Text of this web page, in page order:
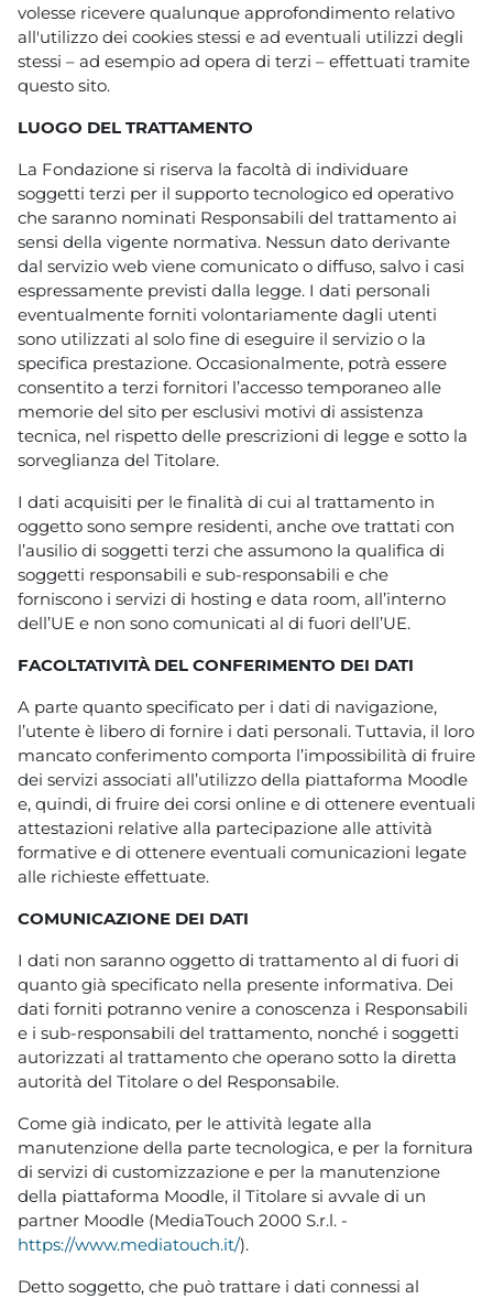
volesse ricevere qualunque approfondimento relativo
all'utilizzo dei cookies stessi e ad eventuali utilizzi degli
stessi – ad esempio ad opera di terzi – effettuati tramite
questo sito.
LUOGO DEL TRATTAMENTO
La Fondazione si riserva la facoltà di individuare
soggetti terzi per il supporto tecnologico ed operativo
che saranno nominati Responsabili del trattamento ai
sensi della vigente normativa. Nessun dato derivante
dal servizio web viene comunicato o diffuso, salvo i casi
espressamente previsti dalla legge. I dati personali
eventualmente forniti volontariamente dagli utenti
sono utilizzati al solo fine di eseguire il servizio o la
specifica prestazione. Occasionalmente, potrà essere
consentito a terzi fornitori l’accesso temporaneo alle
memorie del sito per esclusivi motivi di assistenza
tecnica, nel rispetto delle prescrizioni di legge e sotto la
sorveglianza del Titolare.
I dati acquisiti per le finalità di cui al trattamento in
oggetto sono sempre residenti, anche ove trattati con
l’ausilio di soggetti terzi che assumono la qualifica di
soggetti responsabili e sub-responsabili e che
forniscono i servizi di hosting e data room, all’interno
dell’UE e non sono comunicati al di fuori dell’UE.
FACOLTATIVITÀ DEL CONFERIMENTO DEI DATI
A parte quanto specificato per i dati di navigazione,
l’utente è libero di fornire i dati personali. Tuttavia, il loro
mancato conferimento comporta l’impossibilità di fruire
dei servizi associati all’utilizzo della piattaforma Moodle
e, quindi, di fruire dei corsi online e di ottenere eventuali
attestazioni relative alla partecipazione alle attività
formative e di ottenere eventuali comunicazioni legate
alle richieste effettuate.
COMUNICAZIONE DEI DATI
I dati non saranno oggetto di trattamento al di fuori di
quanto già specificato nella presente informativa. Dei
dati forniti potranno venire a conoscenza i Responsabili
e i sub-responsabili del trattamento, nonché i soggetti
autorizzati al trattamento che operano sotto la diretta
autorità del Titolare o del Responsabile.
Come già indicato, per le attività legate alla
manutenzione della parte tecnologica, e per la fornitura
di servizi di customizzazione e per la manutenzione
della piattaforma Moodle, il Titolare si avvale di un
partner Moodle (MediaTouch 2000 S.r.l. -
https://www.mediatouch.it/).
Detto soggetto, che può trattare i dati connessi al